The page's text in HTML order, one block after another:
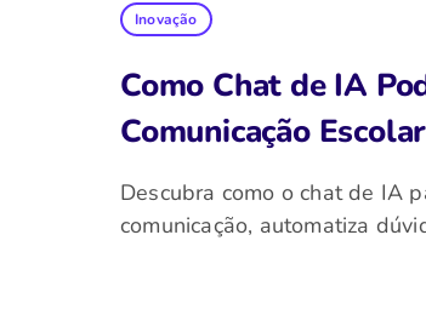
Inovação
Como Chat de IA
Comunicação Escolar
Descubra como o chat de IA
comunicação, automatiza